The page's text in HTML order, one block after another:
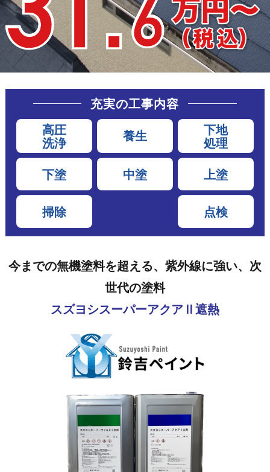
充実の工事内容
高圧
洗浄
養生
下地
処理
下塗 中塗 上塗
掃除 点検
今までの無機塗料を超える、紫外線に強い、次
世代の塗料
スズヨシスーパーアクアⅡ遮熱